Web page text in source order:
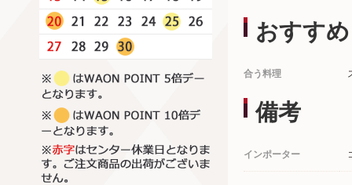
おすすめ
合う料理
備考
インポーター